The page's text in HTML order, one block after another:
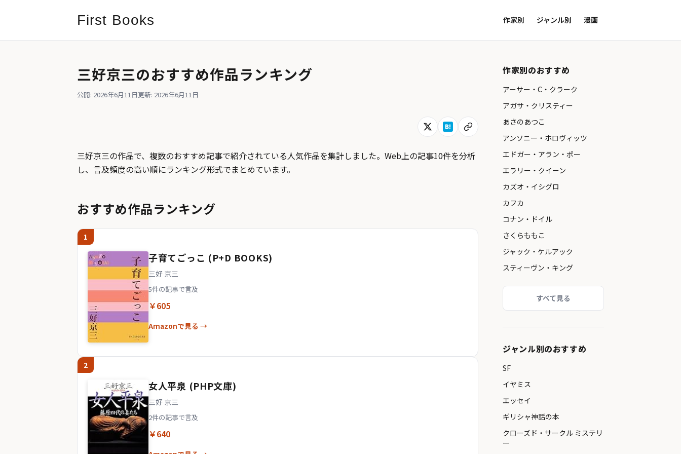
First Books 作家別 ジャンル別 漫画
三好京三のおすすめ作品ランキング
公開: 2026年6月11日更新: 2026年6月11日
三好京三の作品で、複数のおすすめ記事で紹介されている人気作品を集計しました。Web上の記事10件を分析
し、言及頻度の高い順にランキング形式でまとめています。
おすすめ作品ランキング
1
子育てごっこ (P+D BOOKS)
三好 京三
5件の記事で言及
￥605
Amazonで見る →
2
女人平泉 (PHP文庫)
三好 京三
2件の記事で言及
￥640
作家別のおすすめ
アーサー・C・クラーク
アガサ・クリスティー
あさのあつこ
アンソニー・ホロヴィッツ
エドガー・アラン・ポー
エラリー・クイーン
カズオ・イシグロ
カフカ
コナン・ドイル
さくらももこ
ジャック・ケルアック
スティーヴン・キング
すべて見る
ジャンル別のおすすめ
SF
イヤミス
エッセイ
ギリシャ神話の本
クローズド・サークル ミステリ
ー